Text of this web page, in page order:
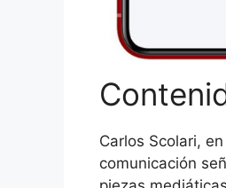
Carlos Scolari,
comunicación